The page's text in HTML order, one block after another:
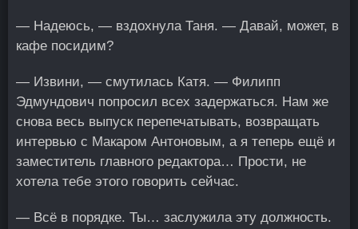
— Надеюсь, — вздохнула Таня. — Давай, может, в
кафе посидим?
— Извини, — смутилась Катя. — Филипп
Эдмундович попросил всех задержаться. Нам же
снова весь выпуск перепечатывать, возвращать
интервью с Макаром Антоновым, а я теперь ещё и
заместитель главного редактора… Прости, не
хотела тебе этого говорить сейчас.
— Всё в порядке. Ты… заслужила эту должность.